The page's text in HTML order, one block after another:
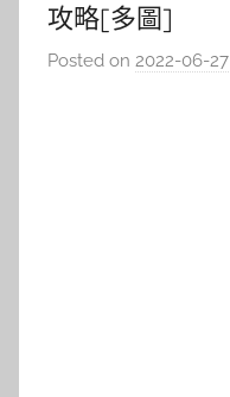
攻略[多圖]
Posted on 2022-06-27